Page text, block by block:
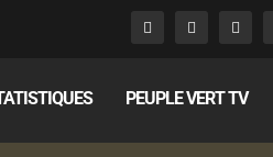
PEUPLE VERT TV